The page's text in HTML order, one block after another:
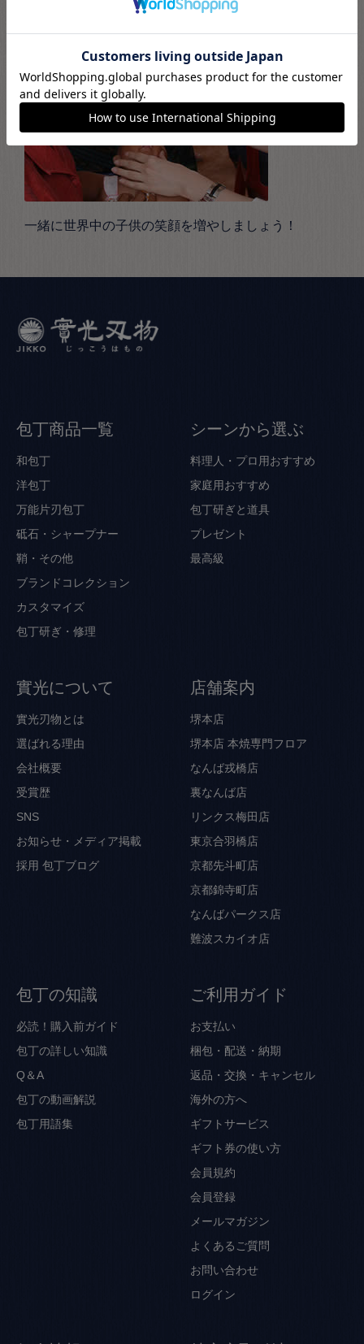
商品レビューを書いて頂くと1人分ワクチンを寄付して
います。
一緒に世界中の子供の笑顔を増やしましょう！
包丁商品一覧
和包丁
洋包丁
万能片刃包丁
砥石・シャープナー
鞘・その他
ブランドコレクション
カスタマイズ
包丁研ぎ・修理
シーンから選ぶ
料理人・プロ用おすすめ
家庭用おすすめ
包丁研ぎと道具
プレゼント
最高級
實光について
實光刃物とは
選ばれる理由
会社概要
受賞歴
SNS
お知らせ・メディア掲載
採用 包丁ブログ
店舗案内
堺本店
堺本店 本焼専門フロア
なんば戎橋店
裏なんば店
リンクス梅田店
東京合羽橋店
京都先斗町店
京都錦寺町店
なんばパークス店
難波スカイオ店
包丁の知識
必読！購入前ガイド
包丁の詳しい知識
Q＆A
包丁の動画解説
包丁用語集
ご利用ガイド
お支払い
梱包・配送・納期
返品・交換・キャンセル
海外の方へ
ギフトサービス
ギフト券の使い方
会員規約
会員登録
メールマガジン
よくあるご質問
お問い合わせ
ログイン